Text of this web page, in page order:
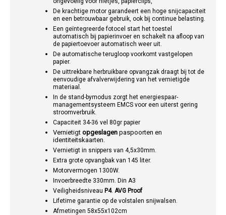
De krachtige motor garandeert een hoge snijcapaciteit
en een betrouwbaar gebruik, ook bij continue belasting.
Een geïntegreerde fotocel start het toestel
automatisch bij papierinvoer en schakelt na afloop van
de papiertoevoer automatisch weer uit.
De automatische terugloop voorkomt vastgelopen
papier.
De uittrekbare herbruikbare opvangzak draagt bij tot de
eenvoudige afvalverwijdering van het vernietigde
materiaal.
In de stand-bymodus zorgt het energiespaar-
managementsysteem EMCS voor een uiterst gering
stroomverbruik.
Capaciteit 34-36 vel 80gr papier
Vernietigt opgeslagen paspoorten en
identiteitskaarten.
Vernietigt in snippers van 4,5x30mm.
Extra grote opvangbak van 145 liter.
Motorvermogen 1300W.
Invoerbreedte 330mm. Din A3
Veiligheidsniveau P4. AVG Proof
Lifetime garantie op de volstalen snijwalsen.
Afmetingen 58x55x102cm